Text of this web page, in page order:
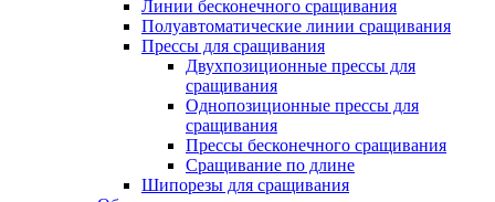
Линии бесконечного сращивания
Полуавтоматические линии сращивания
Прессы для сращивания
Двухпозиционные прессы для
сращивания
Однопозиционные прессы для
сращивания
Прессы бесконечного сращивания
Сращивание по длине
Шипорезы для сращивания